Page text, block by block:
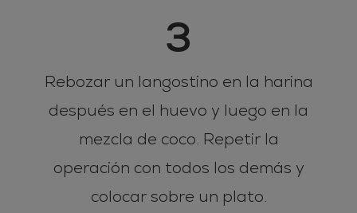
3
Rebozar un langostino en la harina
después en el huevo y luego en la
mezcla de coco. Repetir la
operación con todos los demás y
colocar sobre un plato.